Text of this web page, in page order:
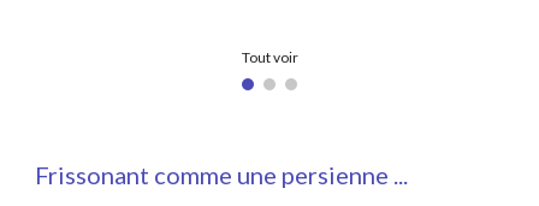
Tout voir
Frissonant comme une persienne ...